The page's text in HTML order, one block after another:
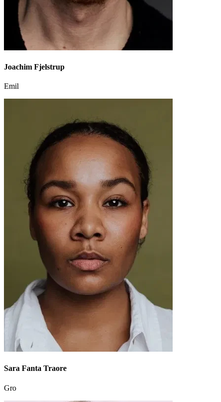
Joachim Fjelstrup
Emil
Sara Fanta Traore
Gro